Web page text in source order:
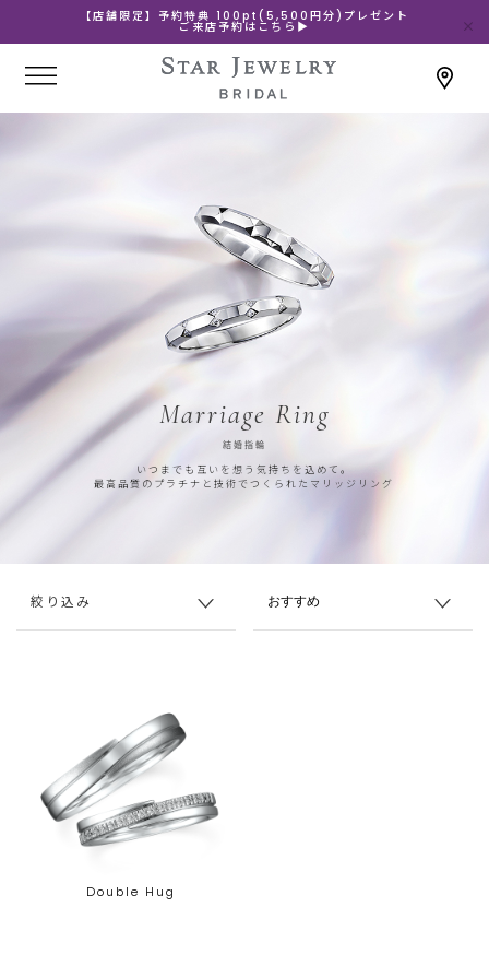
【店舗限定】予約特典 100pt(5,500円分)プレゼント
ご来店予約はこちら▶
Marriage Ring
結婚指輪
いつまでも互いを想う気持ちを込めて。
最高品質のプラチナと技術でつくられたマリッジリング
絞り込み
Double Hug